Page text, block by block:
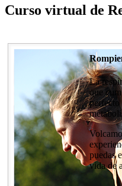
Curso virtual de
La
que
perfecto
puedas
vida de